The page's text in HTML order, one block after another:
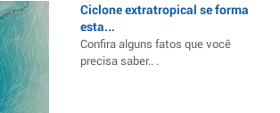
Ciclone extratropical se forma
esta...
Confira alguns fatos que você
precisa saber.. .